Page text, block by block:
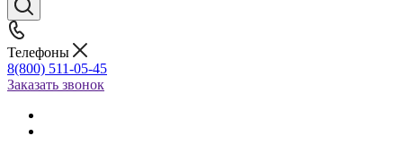
Телефоны
8(800) 511-05-45
Заказать звонок